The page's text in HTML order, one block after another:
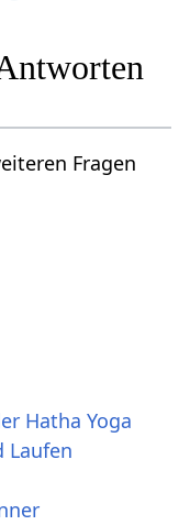
Fragen
Hatha Yoga
Laufen